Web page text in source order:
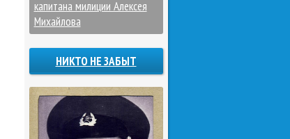
капитана милиции Алексея
Михайлова
НИКТО НЕ ЗАБЫТ